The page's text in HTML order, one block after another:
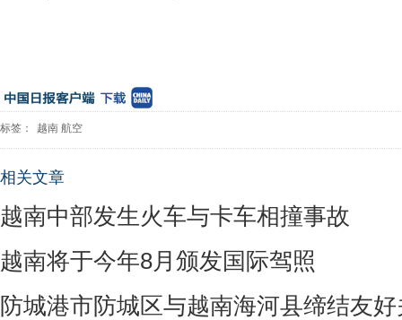
标签： 越南 航空
相关文章
越南中部发生火车与卡车相撞事故
越南将于今年8月颁发国际驾照
防城港市防城区与越南海河县缔结友